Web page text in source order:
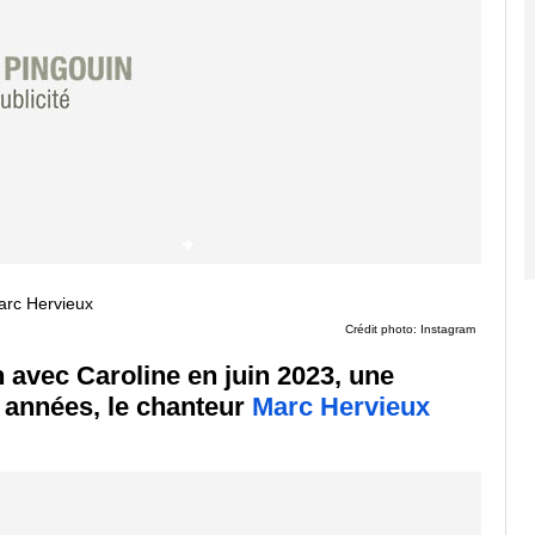
Crédit photo: Instagram
Caroline en juin 2023, une
le chanteur Marc Hervieux